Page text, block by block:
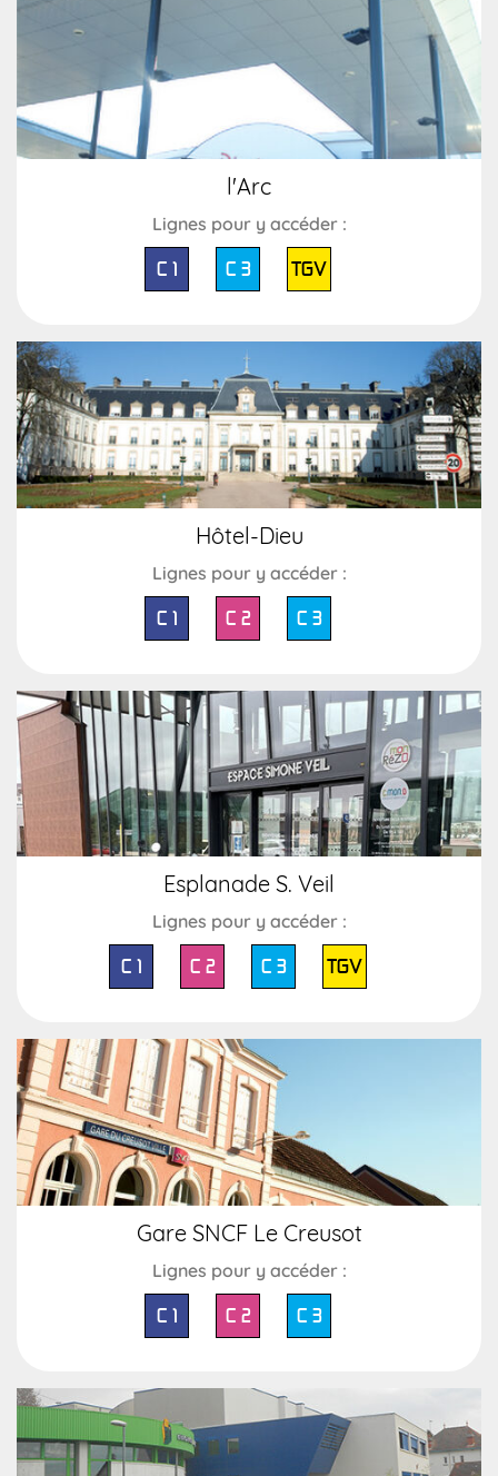
l'Arc
Lignes pour y accéder :
C 1
C 3 TGV
Hôtel-Dieu
Lignes pour y accéder :
C 1
C 2 C 3
Esplanade S. Veil
Lignes pour y accéder :
C 1
C 2 C 3 TGV
Gare SNCF Le Creusot
Lignes pour y accéder :
C 1
C 2 C 3